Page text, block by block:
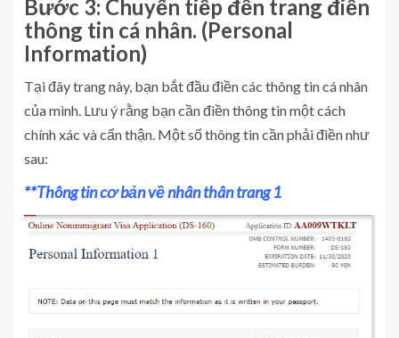
Bước 3: Chuyển tiếp đến trang điền
thông tin cá nhân. (Personal
Information)
Tại đây trang này, bạn bắt đầu điền các thông tin cá nhân
của mình. Lưu ý rằng bạn cần điền thông tin một cách
chính xác và cẩn thận. Một số thông tin cần phải điền như
sau:
**Thông tin cơ bản về nhân thân trang 1